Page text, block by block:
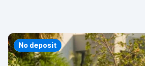
Priority
No deposit